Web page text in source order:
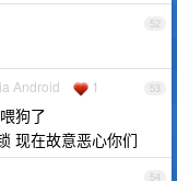
52
53
Android 1
狗了
现在故意恶心你们
54